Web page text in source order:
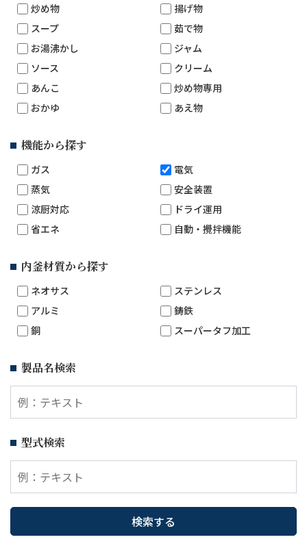
炒め物
揚げ物
スープ
茹で物
お湯沸かし
ジャム
ソース
クリーム
あんこ
炒め物専用
おかゆ
あえ物
機能から探す
ガス
電気
蒸気
安全装置
涼厨対応
ドライ運用
省エネ
自動・攪拌機能
内釜材質から探す
ネオサス
ステンレス
アルミ
鋳鉄
銅
スーパータフ加工
製品名検索
型式検索